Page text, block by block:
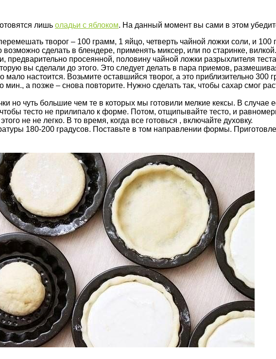
лишь оладьи с яблоком. На данный момент вы сами в этом
творог – 100 грамм, 1 яйцо, четверть чайной ложки соли, и 100
сделать в блендере, применять миксер, или по старинке, вилкой.
просеянной, половину чайной ложки разрыхлителя
вы сделали до этого. Это следует делать в пара приемов,
настоится. Возьмите оставшийся творог, а это приблизительно
мин., а позже – снова повторите. Нужно сделать так, чтобы сахар смог
но чуть большие чем те в которых мы готовили мелкие кексы. В случае
тесто не прилипало к форме. Потом, отщипывайте тесто, и
не не легко. В то время, когда все готовься , включайте духовку.
180-200 градусов. Поставьте в том направлении формы.